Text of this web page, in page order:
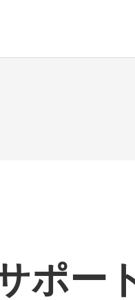
ポー